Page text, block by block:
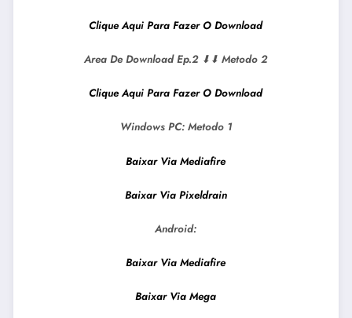
Clique Aqui Para Fazer O Download
Area De Download Ep.2⬇⬇Metodo 2
Clique Aqui Para Fazer O Download
Windows PC: Metodo 1
Baixar Via Mediafire
Baixar Via Pixeldrain
Android:
Baixar Via Mediafire
Baixar Via Mega